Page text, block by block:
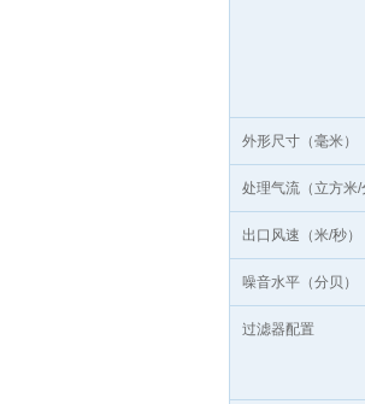
外形尺寸（毫米）
处理气流（立方米/
出口风速（米/秒）
噪音水平（分贝）
过滤器配置